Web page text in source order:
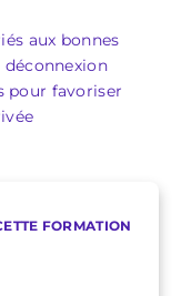
aux bonnes
pour favoriser
FORMATION